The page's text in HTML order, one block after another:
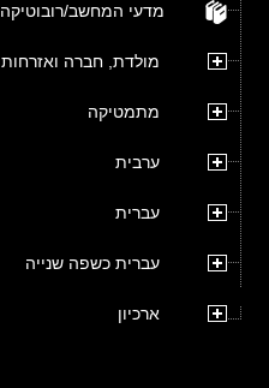
מדעי המחשב/רובוטיקה
מולדת, חברה ואזרחות
מתמטיקה
ערבית
עברית
עברית כשפה שנייה
ארכיון